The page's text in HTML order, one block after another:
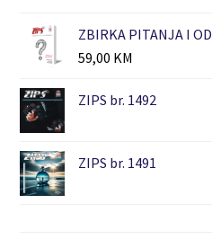
ZBIRKA PITANJA I
59,00 KM
ZIPS br. 1492
ZIPS br. 1491